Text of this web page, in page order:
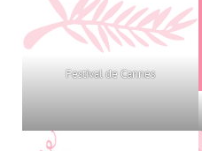
Festival de Cannes